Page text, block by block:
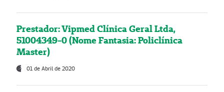
Prestador: Vipmed Clínica Geral Ltda,
51004349-0 (Nome Fantasia: Policlínica
Master)
01 de Abril de 2020